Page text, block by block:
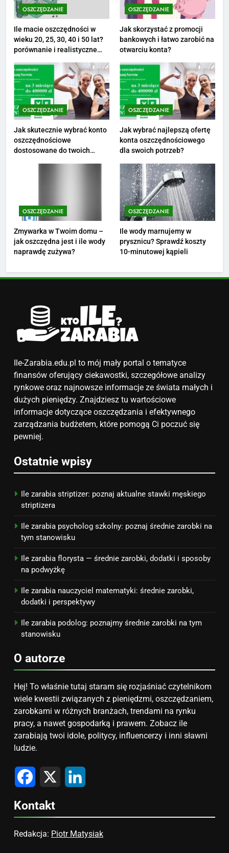
Ile zarabia striptizer: poznaj
aktualne stawki męskiego
striptizera
ZAROBKI
2
Ile zarabia psycholog szkolny:
poznaj średnie zarobki na tym
stanowisku
ZAROBKI
3
Ile zarabia florysta — średnie
zarobki, dodatki i sposoby na
podwyżkę
Ile zarabia nauczyciel
matematyki: średnie zarobki,
dodatki i perspektywy
ZAROBKI
Ile zarabia podolog: poznajmy
ZAROBKI
Akcje charytatywne w szkole:
pomysły i przykłady, które
zainspirują
ZAROBKI
7
Jak przygotować się finansowo
na narodziny dziecka: ile to
8
opinie i zarobki
OSZCZĘDZANIE
Ile macie oszczędności w
wieku 20, 25, 30, 40 i 50 lat?
porównanie i realistyczne
OSZCZĘDZANIE
Jak skorzystać z promocji
bankowych i łatwo zarobić na
otwarciu konta?
OSZCZĘDZANIE
Jak skutecznie wybrać konto
oszczędnościowe
dostosowane do twoich
OSZCZĘDZANIE
Jak wybrać najlepszą ofertę
konta oszczędnościowego
dla swoich potrzeb?
OSZCZĘDZANIE
Zmywarka w Twoim domu –
jak oszczędna jest i ile wody
naprawdę zużywa?
OSZCZĘDZANIE
Ile wody marnujemy w
prysznicu? Sprawdź koszty
10-minutowej kąpieli
Ile-Zarabia.edu.pl to mój mały portal o tematyce
finansów oferujący ciekawostki, szczegółowe analizy
rynkowe oraz najnowsze informacje ze świata małych i
dużych pieniędzy. Znajdziesz tu wartościowe
informacje dotyczące oszczędzania i efektywnego
zarządzania budżetem, które pomogą Ci poczuć się
pewniej.
Ostatnie wpisy
Ile zarabia striptizer: poznaj aktualne stawki męskiego
striptizera
Ile zarabia psycholog szkolny: poznaj średnie zarobki na
tym stanowisku
Ile zarabia florysta — średnie zarobki, dodatki i sposoby
na podwyżkę
Ile zarabia nauczyciel matematyki: średnie zarobki,
dodatki i perspektywy
Ile zarabia podolog: poznajmy średnie zarobki na tym
stanowisku
O autorze
Hej! To właśnie tutaj staram się rozjaśniać czytelnikom
wiele kwestii związanych z pieniędzmi, oszczędzaniem,
zarobkami w różnych branżach, trendami na rynku
pracy, a nawet gospodarką i prawem. Zobacz ile
zarabiają twoi idole, politycy, influencerzy i inni sławni
ludzie.
Facebook
X
Kontakt
Redakcja: Piotr Matysiak